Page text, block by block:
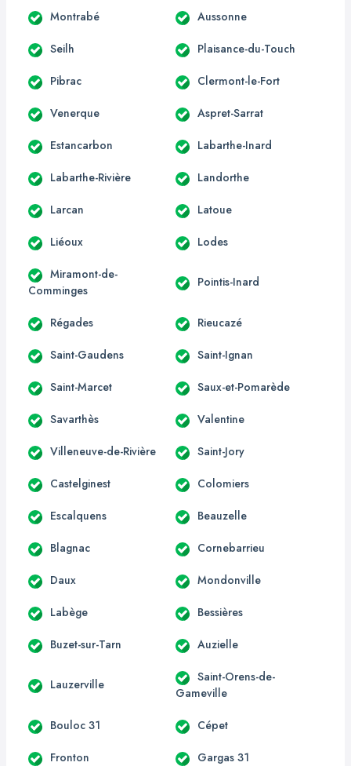
Montrabé Aussonne
Seilh Plaisance-du-Touch
Pibrac Clermont-le-Fort
Venerque Aspret-Sarrat
Estancarbon Labarthe-Inard
Labarthe-Rivière Landorthe
Larcan Latoue
Liéoux Lodes
Miramont-de-
Comminges
Pointis-Inard
Régades Rieucazé
Saint-Gaudens Saint-Ignan
Saint-Marcet Saux-et-Pomarède
Savarthès Valentine
Villeneuve-de-Rivière Saint-Jory
Castelginest Colomiers
Escalquens Beauzelle
Blagnac Cornebarrieu
Daux Mondonville
Labège Bessières
Buzet-sur-Tarn Auzielle
Lauzerville
Saint-Orens-de-
Gameville
Bouloc 31 Cépet
Fronton Gargas 31